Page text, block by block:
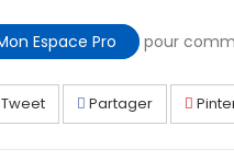
Espace Pro pour
Tweet Partager